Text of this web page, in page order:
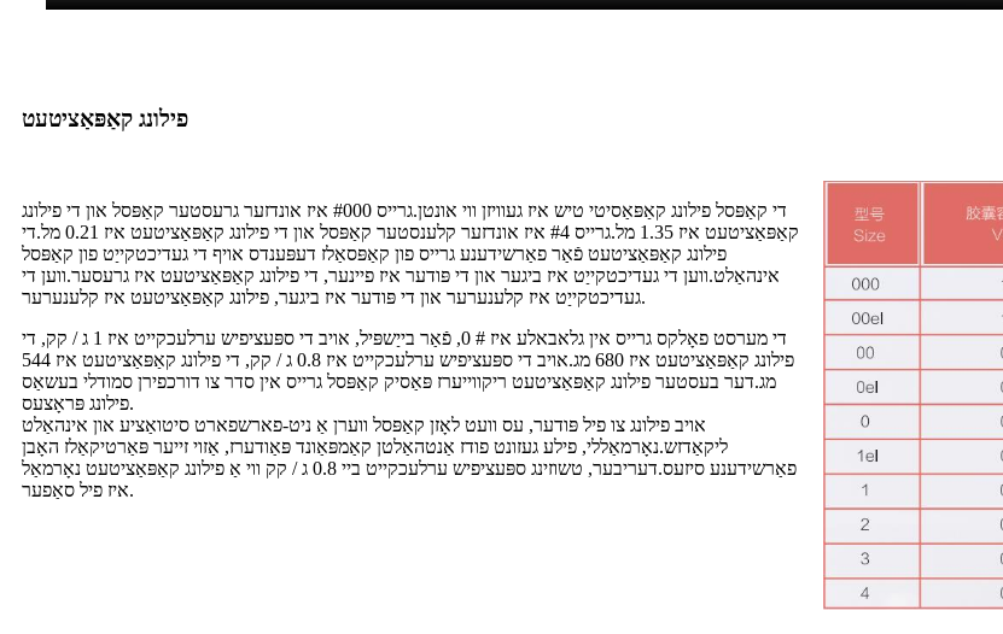
פילונג קאַפּאַציטעט
די קאַפּסל פילונג קאַפּאַסיטי טיש איז געוויזן ווי אונטן.גרייס #000 איז אונדזער גרעסטער קאַפּסל און די פילונג
קאַפּאַציטעט איז 1.35 מל.גרייס #4 איז אונדזער קלענסטער קאַפּסל און די פילונג קאַפּאַציטעט איז 0.21 מל.די
פילונג קאַפּאַציטעט פֿאַר פאַרשידענע גרייס פון קאַפּסאַלז דעפּענדס אויף די געדיכטקייַט פון קאַפּסל
אינהאַלט.ווען די געדיכטקייַט איז ביגער און די פּודער איז פיינער, די פילונג קאַפּאַציטעט איז גרעסער.ווען די
געדיכטקייַט איז קלענערער און די פּודער איז ביגער, פילונג קאַפּאַציטעט איז קלענערער.
די מערסט פאָלקס גרייס אין גלאבאלע איז # 0, פֿאַר בייַשפּיל, אויב די ספּעציפיש ערלעכקייט איז 1 ג / קק, די
פילונג קאַפּאַציטעט איז 680 מג.אויב די ספּעציפיש ערלעכקייט איז 0.8 ג / קק, די פילונג קאַפּאַציטעט איז 544
מג.דער בעסטער פילונג קאַפּאַציטעט ריקווייערז פּאַסיק קאַפּסל גרייס אין סדר צו דורכפירן סמודלי בעשאַס
פילונג פּראָצעס.
אויב פילונג צו פיל פּודער, עס וועט לאָזן קאַפּסל ווערן אַ ניט-פארשפארט סיטואַציע און אינהאַלט
ליקאַדזש.נאָרמאַללי, פילע געזונט פודז אַנטהאַלטן קאַמפּאַונד פּאַודערז, אַזוי זייער פּאַרטיקאַלז האָבן
פאַרשידענע סיזעס.דעריבער, טשוזינג ספּעציפיש ערלעכקייט ביי 0.8 ג / קק ווי אַ פילונג קאַפּאַציטעט נאָרמאַל
איז פיל סאַפער.